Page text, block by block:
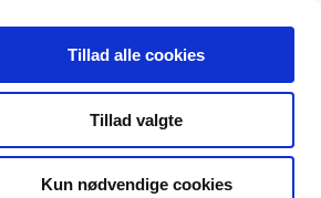
Tillad alle cookies
Tillad valgte
Kun nødvendige cookies